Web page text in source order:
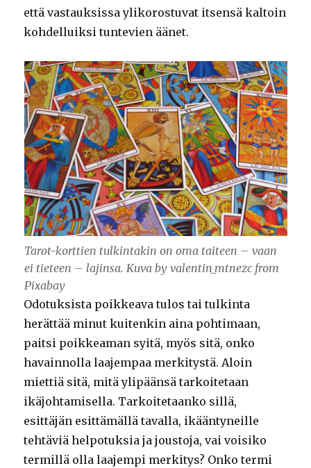
että vastauksissa ylikorostuvat itsensä kaltoin
kohdelluiksi tuntevien äänet.
Tarot-korttien tulkintakin on oma taiteen – vaan
ei tieteen – lajinsa. Kuva by valentin_mtnezc from
Pixabay
Odotuksista poikkeava tulos tai tulkinta
herättää minut kuitenkin aina pohtimaan,
paitsi poikkeaman syitä, myös sitä, onko
havainnolla laajempaa merkitystä. Aloin
miettiä sitä, mitä ylipäänsä tarkoitetaan
ikäjohtamisella. Tarkoitetaanko sillä,
esittäjän esittämällä tavalla, ikääntyneille
tehtäviä helpotuksia ja joustoja, vai voisiko
termillä olla laajempi merkitys? Onko termi